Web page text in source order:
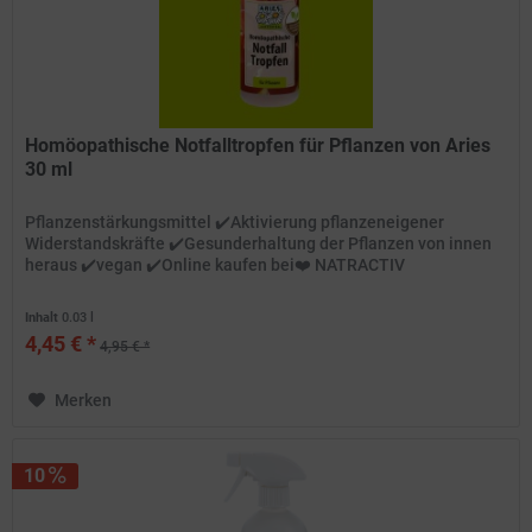
Homöopathische Notfalltropfen für Pflanzen von Aries
30 ml
Pflanzenstärkungsmittel ✔️Aktivierung pflanzeneigener
Widerstandskräfte ✔️Gesunderhaltung der Pflanzen von innen
heraus ✔️vegan ✔️Online kaufen bei❤️ NATRACTIV
Inhalt 0.03 l
4,45 € * 4,95 € *
Merken
10